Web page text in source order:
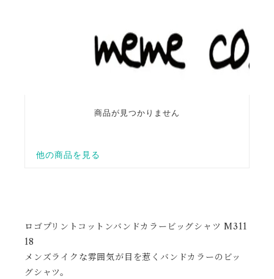
ロゴプリントコットンバンドカラービッグシャツ M311
18
メンズライクな雰囲気が目を惹くバンドカラーのビッ
グシャツ。